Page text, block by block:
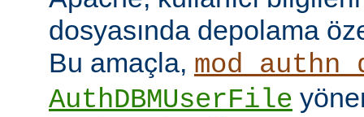
dosyasında depolama
Bu amaçla,
AuthDBMUserFile